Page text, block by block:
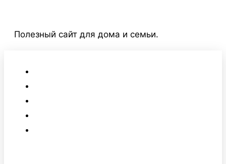
содержимому
Полезный сайт для дома и семьи.